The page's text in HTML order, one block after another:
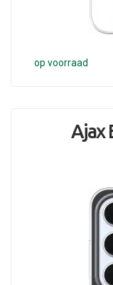
op voorraad
Ajax